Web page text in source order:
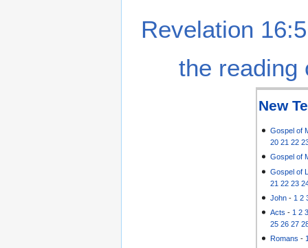
Revelation
the reading
New
Gospel of
20 21 22
Gospel of
Gospel of
21 22 23
John - 1 2
Acts - 1 2
25 26 27
Romans -